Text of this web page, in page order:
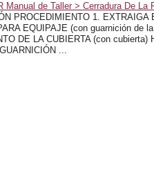
Manual de Taller > Cerradura De
PROCEDIMIENTO 1.
EQUIPAJE (con guarnición de
DE LA CUBIERTA (con
...